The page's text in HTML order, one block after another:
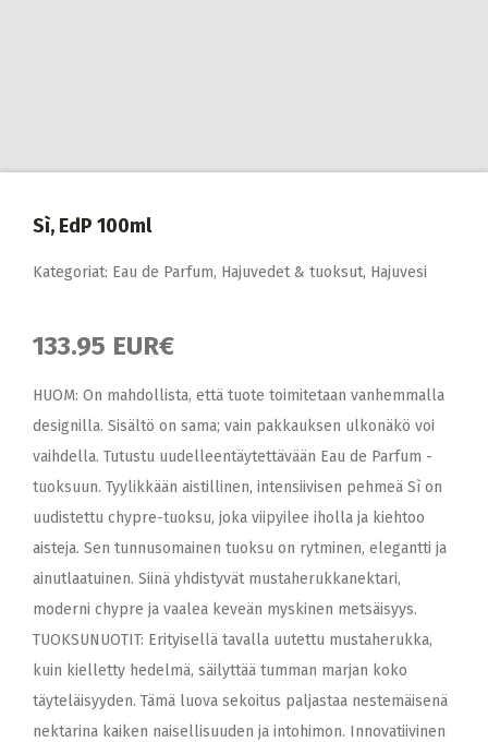
Sì, EdP 100ml
Kategoriat: Eau de Parfum, Hajuvedet & tuoksut, Hajuvesi
133.95 EUR€
HUOM: On mahdollista, että tuote toimitetaan vanhemmalla
designilla. Sisältö on sama; vain pakkauksen ulkonäkö voi
vaihdella. Tutustu uudelleentäytettävään Eau de Parfum -
tuoksuun. Tyylikkään aistillinen, intensiivisen pehmeä Sì on
uudistettu chypre-tuoksu, joka viipyilee iholla ja kiehtoo
aisteja. Sen tunnusomainen tuoksu on rytminen, elegantti ja
ainutlaatuinen. Siinä yhdistyvät mustaherukkanektari,
moderni chypre ja vaalea keveän myskinen metsäisyys.
TUOKSUNUOTIT: Erityisellä tavalla uutettu mustaherukka,
kuin kielletty hedelmä, säilyttää tumman marjan koko
täyteläisyyden. Tämä luova sekoitus paljastaa nestemäisenä
nektarina kaiken naisellisuuden ja intohimon. Innovatiivinen